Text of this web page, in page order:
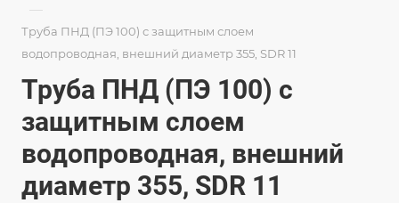
—
Труба ПНД (ПЭ 100) с защитным слоем
водопроводная, внешний диаметр 355, SDR 11
Труба ПНД (ПЭ 100) с
защитным слоем
водопроводная, внешний
диаметр 355, SDR 11